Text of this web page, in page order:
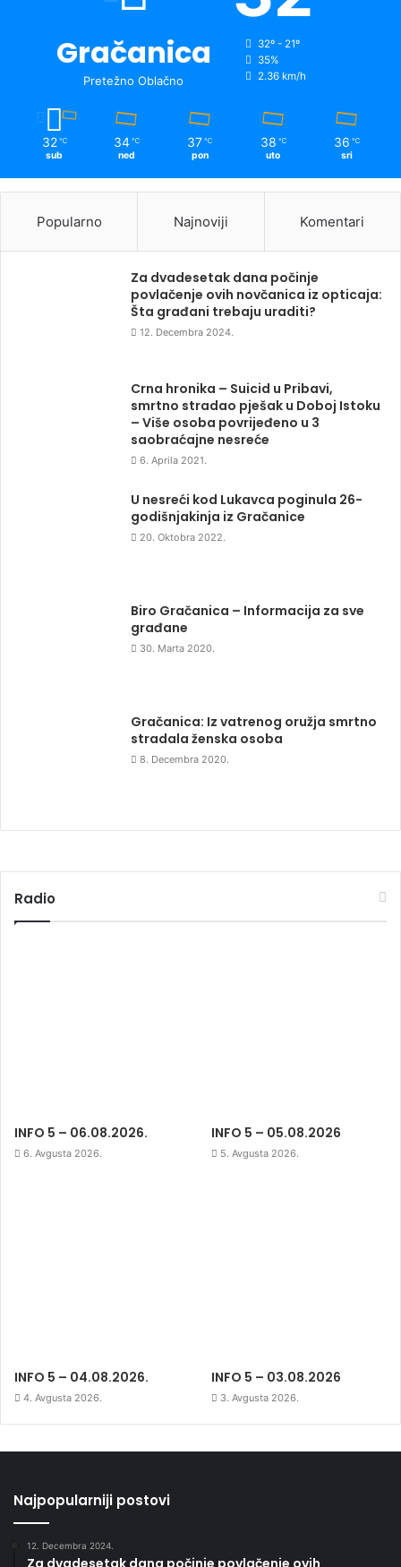
Gračanica
Pretežno Oblačno
32º - 21º
35%
2.36 km/h
32 ℃
sub
34 ℃
ned
37 ℃
pon
38 ℃
uto
36 ℃
sri
Popularno Najnoviji Komentari
Za dvadesetak dana počinje
povlačenje ovih novčanica iz opticaja:
Šta građani trebaju uraditi?
12. Decembra 2024.
Crna hronika – Suicid u Pribavi,
smrtno stradao pješak u Doboj Istoku
– Više osoba povrijeđeno u 3
saobraćajne nesreće
6. Aprila 2021.
U nesreći kod Lukavca poginula 26-
godišnjakinja iz Gračanice
20. Oktobra 2022.
Biro Gračanica – Informacija za sve
građane
30. Marta 2020.
Gračanica: Iz vatrenog oružja smrtno
stradala ženska osoba
8. Decembra 2020.
Radio
INFO 5 – 06.08.2026.
6. Avgusta 2026.
INFO 5 – 05.08.2026
5. Avgusta 2026.
INFO 5 – 04.08.2026.
4. Avgusta 2026.
INFO 5 – 03.08.2026
3. Avgusta 2026.
Najpopularniji postovi
12. Decembra 2024.